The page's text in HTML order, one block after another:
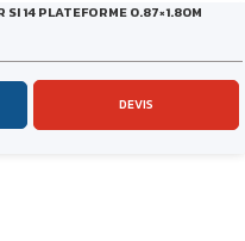
SI 14 PLATEFORME 0.87×1.80M
DEVIS